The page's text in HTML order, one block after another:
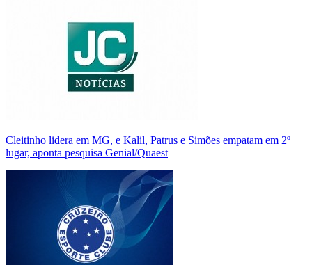
Cleitinho lidera em MG, e Kalil, Patrus e Simões empatam em 2º
lugar, aponta pesquisa Genial/Quaest